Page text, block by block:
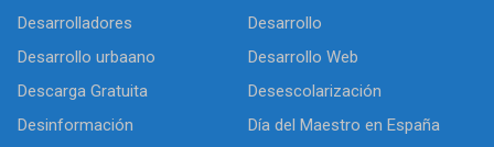
Desarrolladores
Desarrollo
Desarrollo urbaano
Desarrollo Web
Descarga Gratuita
Desescolarización
Desinformación
Día del Maestro en España